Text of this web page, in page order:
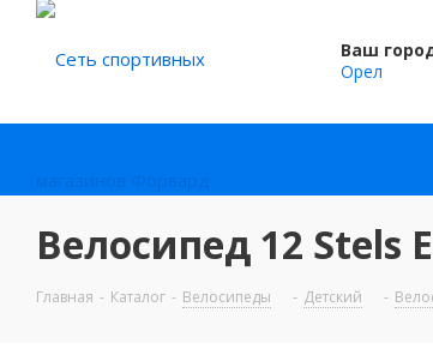
Ваш
Орел
Велосипед 12 Stels
Главная - Каталог - Велосипеды - Детский -